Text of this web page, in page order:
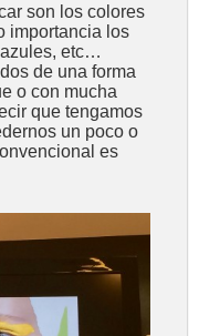
son los colores
importancia los
etc…
de una forma
o con mucha
que tengamos
un poco o
es